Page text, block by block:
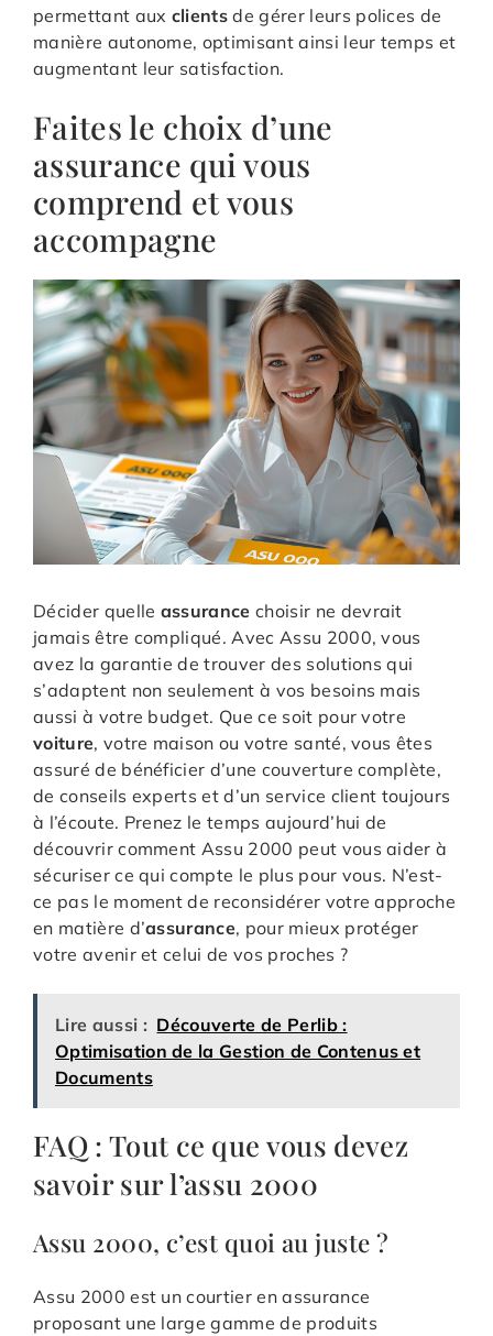
permettant aux clients de gérer leurs polices de
manière autonome, optimisant ainsi leur temps et
augmentant leur satisfaction.
Faites le choix d’une
assurance qui vous
comprend et vous
accompagne
Décider quelle assurance choisir ne devrait
jamais être compliqué. Avec Assu 2000, vous
avez la garantie de trouver des solutions qui
s’adaptent non seulement à vos besoins mais
aussi à votre budget. Que ce soit pour votre
voiture, votre maison ou votre santé, vous êtes
assuré de bénéficier d’une couverture complète,
de conseils experts et d’un service client toujours
à l’écoute. Prenez le temps aujourd’hui de
découvrir comment Assu 2000 peut vous aider à
sécuriser ce qui compte le plus pour vous. N’est-
ce pas le moment de reconsidérer votre approche
en matière d’assurance, pour mieux protéger
votre avenir et celui de vos proches ?
Lire aussi : Découverte de Perlib :
Optimisation de la Gestion de Contenus et
Documents
FAQ : Tout ce que vous devez
savoir sur l’assu 2000
Assu 2000, c’est quoi au juste ?
Assu 2000 est un courtier en assurance
proposant une large gamme de produits